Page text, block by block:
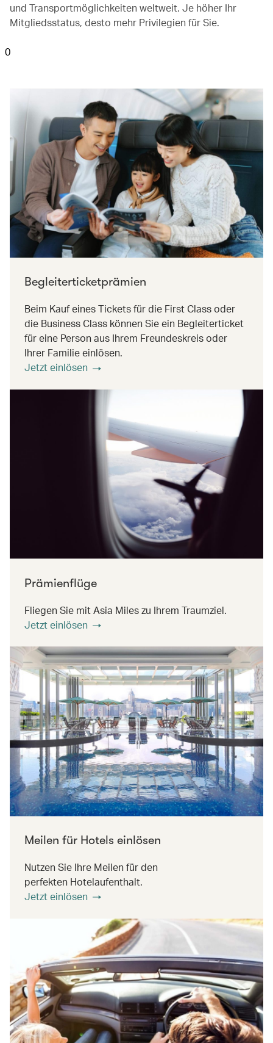
und Transportmöglichkeiten weltweit. Je höher Ihr
Mitgliedsstatus, desto mehr Privilegien für Sie.
0
Begleiterticketprämien
Beim Kauf eines Tickets für die First Class oder
die Business Class können Sie ein Begleiterticket
für eine Person aus Ihrem Freundeskreis oder
Ihrer Familie einlösen.
Jetzt einlösen
Prämienflüge
Fliegen Sie mit Asia Miles zu Ihrem Traumziel.
Jetzt einlösen
Meilen für Hotels einlösen
Nutzen Sie Ihre Meilen für den
perfekten Hotelaufenthalt.
Jetzt einlösen